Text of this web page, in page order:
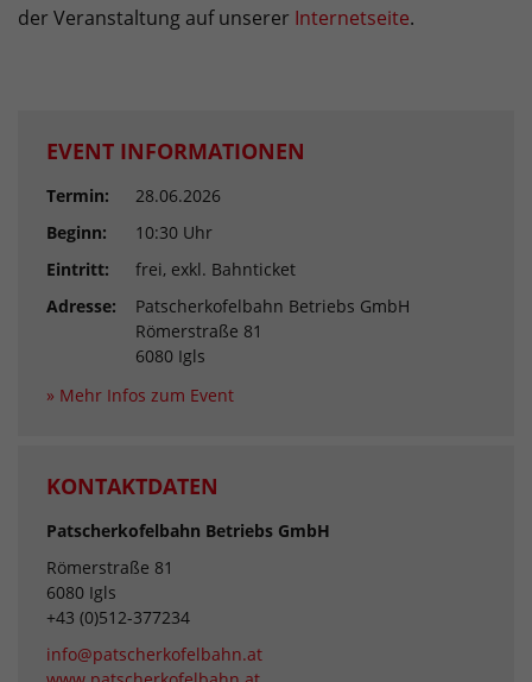
der Veranstaltung auf unserer Internetseite.
EVENT INFORMATIONEN
Termin:
28.06.2026
Beginn:
10:30 Uhr
Eintritt:
frei, exkl. Bahnticket
Adresse:
Patscherkofelbahn Betriebs GmbH
Römerstraße 81
6080 Igls
» Mehr Infos zum Event
KONTAKTDATEN
Patscherkofelbahn Betriebs GmbH
Römerstraße 81
6080 Igls
+43 (0)512-377234
info@patscherkofelbahn.at